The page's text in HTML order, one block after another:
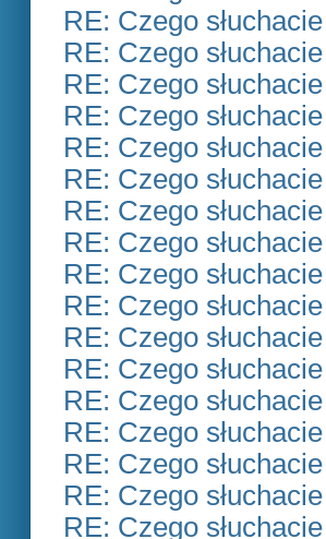
RE: Czego
RE: Czego
RE: Czego
RE: Czego
RE: Czego
RE: Czego
RE: Czego
RE: Czego
RE: Czego
RE: Czego
RE: Czego
RE: Czego
RE: Czego
RE: Czego
RE: Czego
RE: Czego
RE: Czego